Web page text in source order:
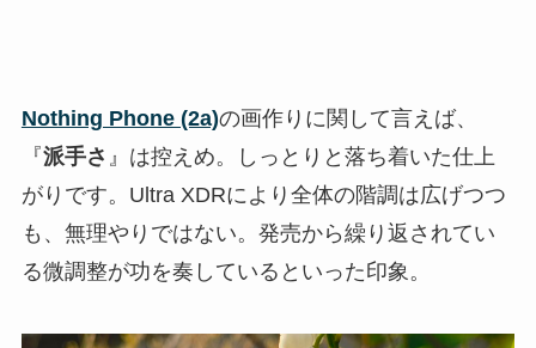
Nothing Phone (2a)の画作りに関して言えば、
『派手さ 』は控えめ。しっとりと落ち着いた仕上
がりです。Ultra XDRにより全体の階調は広げつつ
も、無理やりではない。発売から繰り返されてい
る微調整が功を奏しているといった印象。